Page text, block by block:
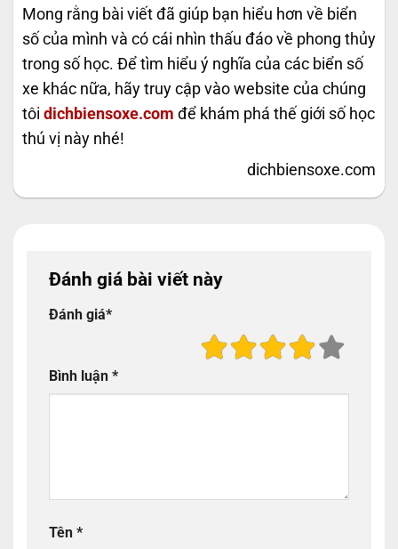
Mong rằng bài viết đã giúp bạn hiểu hơn về biển
số của mình và có cái nhìn thấu đáo về phong thủy
trong số học. Để tìm hiểu ý nghĩa của các biển số
xe khác nữa, hãy truy cập vào website của chúng
tôi dichbiensoxe.com để khám phá thế giới số học
thú vị này nhé!
dichbiensoxe.com
Đánh giá bài viết này
Đánh giá*
Bình luận *
Tên *